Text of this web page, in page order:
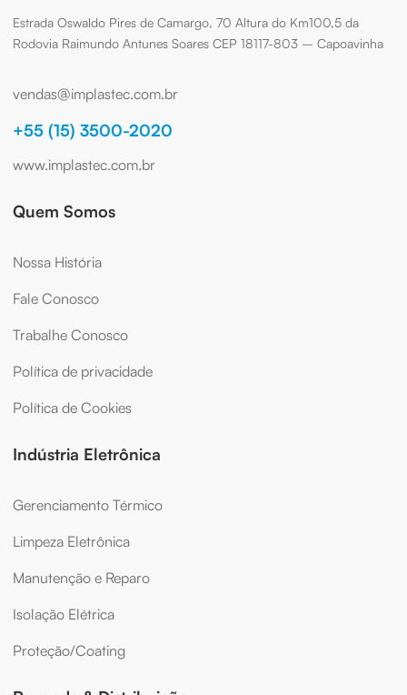
Estrada Oswaldo Pires de Camargo, 70 Altura do Km100,5 da
Rodovia Raimundo Antunes Soares CEP 18117-803 – Capoavinha
vendas@implastec.com.br
+55 (15) 3500-2020
www.implastec.com.br
Quem Somos
Nossa História
Fale Conosco
Trabalhe Conosco
Política de privacidade
Política de Cookies
Indústria Eletrônica
Gerenciamento Térmico
Limpeza Eletrônica
Manutenção e Reparo
Isolação Elétrica
Proteção/Coating